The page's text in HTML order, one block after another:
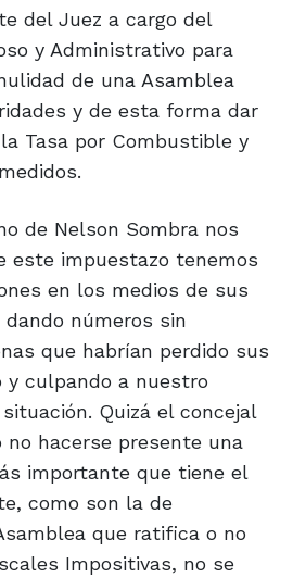
del Juez a cargo del
y Administrativo para
de una Asamblea
y de esta forma dar
Tasa por Combustible y
de Nelson Sombra nos
este impuestazo tenemos
en los medios de sus
números sin
que habrían perdido sus
culpando a nuestro
Quizá el concejal
no hacerse presente una
importante que tiene el
como son la de
que ratifica o no
Impositivas, no se